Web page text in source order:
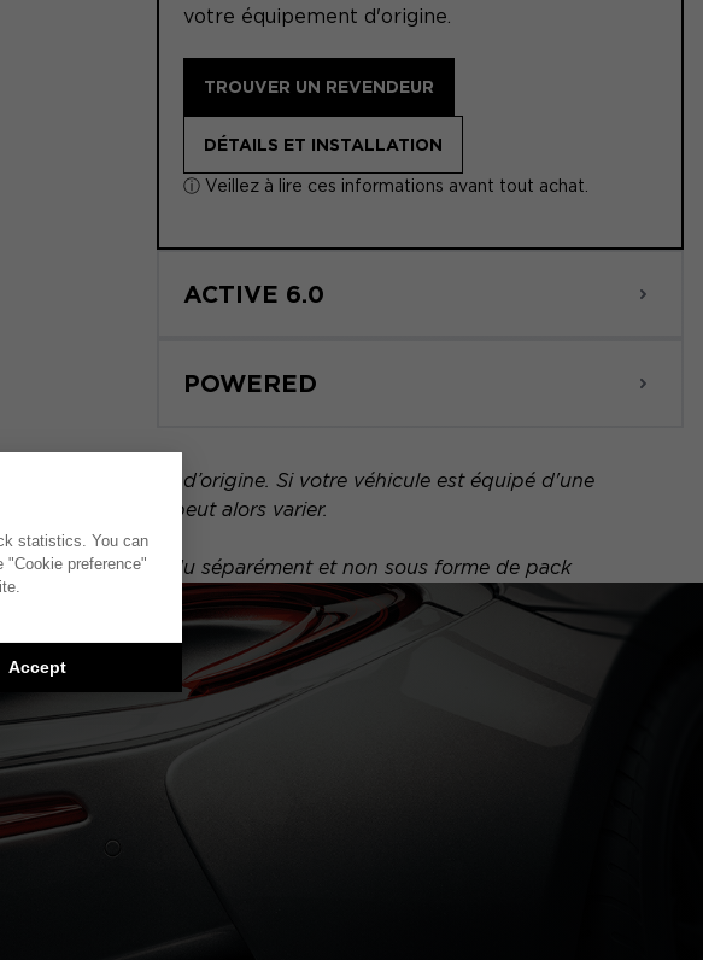
votre équipement d'origine.
TROUVER UN REVENDEUR
DÉTAILS ET INSTALLATION
ⓘ Veillez à lire ces informations avant tout achat.
ACTIVE 6.0
POWERED
constructeur d’origine. Si votre véhicule est équipé d'une
sur ce schéma peut alors varier.
élément est vendu séparément et non sous forme de pack